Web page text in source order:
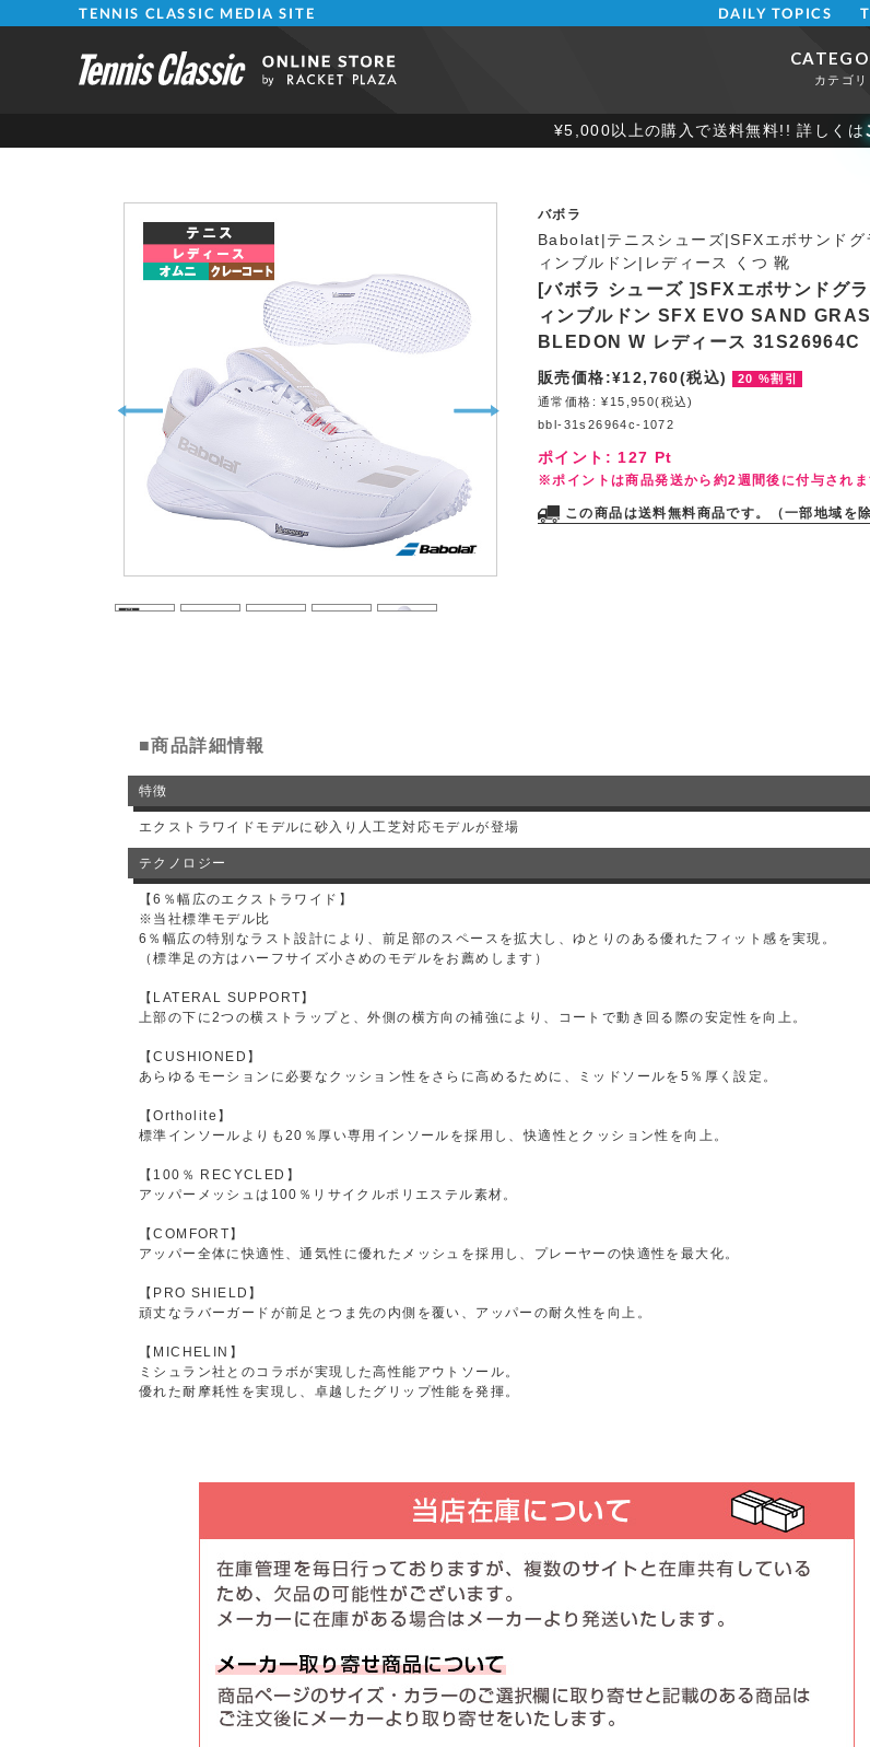
¥5,000以上の購入で送料無料!! 詳しくは
TENNIS CLASSIC MEDIA SITE DAILY TOPICS
カテゴリ
バボラ
Babolat|テニスシューズ|SFXエボサンドグ
ィンブルドン|レディース くつ 靴
[バボラ シューズ ]SFXエボサンドグ
ィンブルドン SFX EVO SAND
BLEDON W レディース 31S26964C
販売価格:¥12,760(税込)
20 %割引
通常価格: ¥15,950(税込)
bbl-31s26964c-1072
ポイント: 127 Pt
※ポイントは商品発送から約2週間後に付与されま
この商品は送料無料商品です。（一部地域を除
■商品詳細情報
特徴
エクストラワイドモデルに砂入り人工芝対応モデルが登場
テクノロジー
【6％幅広のエクストラワイド】
※当社標準モデル比
6％幅広の特別なラスト設計により、前足部のスペースを拡大し、ゆとりのある優れたフィット感を実現。
（標準足の方はハーフサイズ小さめのモデルをお薦めします）
【LATERAL SUPPORT】
上部の下に2つの横ストラップと、外側の横方向の補強により、コートで動き回る際の安定性を向上。
【CUSHIONED】
あらゆるモーションに必要なクッション性をさらに高めるために、ミッドソールを5％厚く設定。
【Ortholite】
標準インソールよりも20％厚い専用インソールを採用し、快適性とクッション性を向上。
【100％ RECYCLED】
アッパーメッシュは100％リサイクルポリエステル素材。
【COMFORT】
アッパー全体に快適性、通気性に優れたメッシュを採用し、プレーヤーの快適性を最大化。
【PRO SHIELD】
頑丈なラバーガードが前足とつま先の内側を覆い、アッパーの耐久性を向上。
【MICHELIN】
ミシュラン社とのコラボが実現した高性能アウトソール。
優れた耐摩耗性を実現し、卓越したグリップ性能を発揮。